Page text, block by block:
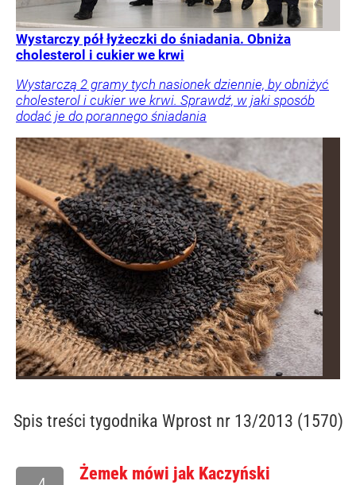
Wystarczy pół łyżeczki do śniadania. Obniża
cholesterol i cukier we krwi
Wystarczą 2 gramy tych nasionek dziennie, by obniżyć
cholesterol i cukier we krwi. Sprawdź, w jaki sposób
dodać je do porannego śniadania
Spis treści tygodnika Wprost nr 13/2013 (1570)
Żemek mówi jak Kaczyński